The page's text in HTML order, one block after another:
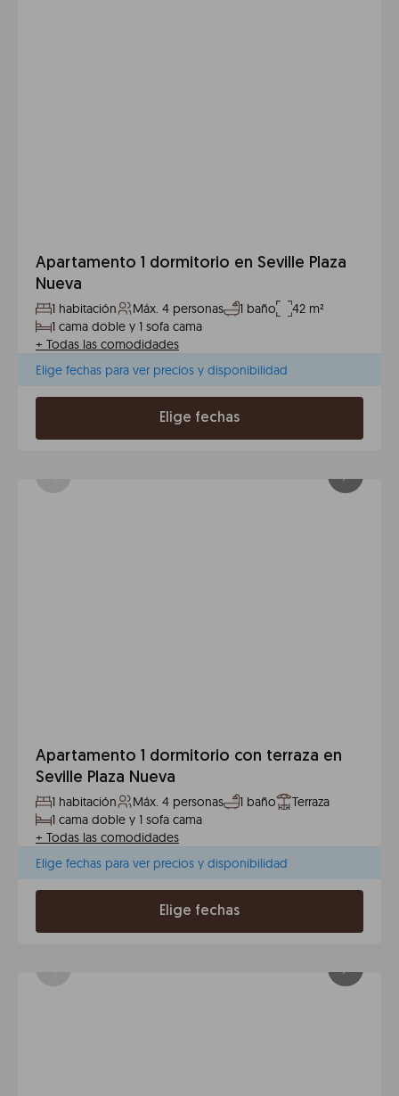
Apartamento 1 dormitorio en Seville Plaza
Nueva
1 habitación Máx. 4 personas 1 baño
42 m²
1 cama doble y 1 sofa cama
+ Todas las comodidades
Elige fechas para ver precios y disponibilidad
Elige fechas
Apartamento 1 dormitorio con terraza en
Seville Plaza Nueva
1 habitación Máx. 4 personas 1 baño
Terraza
1 cama doble y 1 sofa cama
+ Todas las comodidades
Elige fechas para ver precios y disponibilidad
Elige fechas